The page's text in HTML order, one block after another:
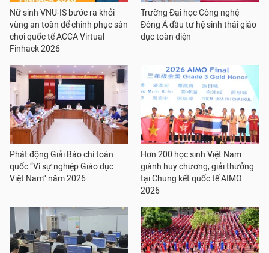
Nữ sinh VNU-IS bước ra khỏi
vùng an toàn để chinh phục sân
chơi quốc tế ACCA Virtual
Finhack 2026
Trường Đại học Công nghệ
Đông Á đầu tư hệ sinh thái giáo
dục toàn diện
Phát động Giải Báo chí toàn
quốc “Vì sự nghiệp Giáo dục
Việt Nam” năm 2026
Hơn 200 học sinh Việt Nam
giành huy chương, giải thưởng
tại Chung kết quốc tế AIMO
2026